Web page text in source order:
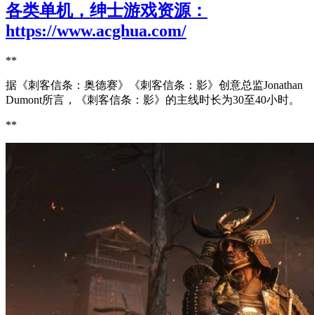
各类单机，绅士游戏资源：
https://www.acghua.com/
**
据《刺客信条：奥德赛》《刺客信条：影》创意总监Jonathan
Dumont所言，《刺客信条：影》的主线时长为30至40小时。
**